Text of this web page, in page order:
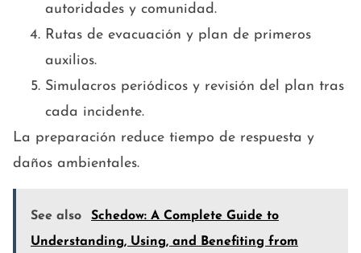
autoridades y comunidad.
Rutas de evacuación y plan de primeros
auxilios.
Simulacros periódicos y revisión del plan tras
cada incidente.
La preparación reduce tiempo de respuesta y
daños ambientales.
See also
Schedow: A Complete Guide to
Understanding, Using, and Benefiting from